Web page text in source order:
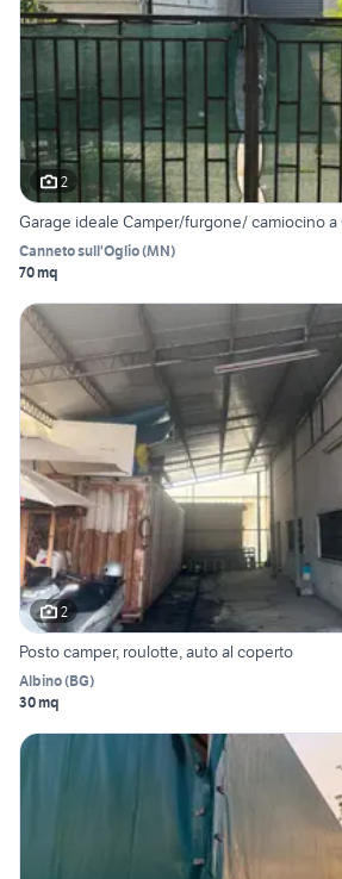
2
Garage ideale Camper/furgone/ camiocino a
Canneto sull'Oglio(MN)
70 mq
2
Posto camper, roulotte, auto al coperto
Albino(BG)
30 mq